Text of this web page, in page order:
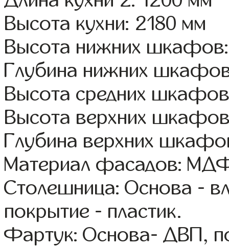
Высота кухни: 2180 мм
Высота нижних
Глубина нижних
Высота средних
Высота верхних
Глубина верхних
Материал фасадов:
Столешница: Основа -
покрытие - пластик.
Фартук: Основа- ДВП,